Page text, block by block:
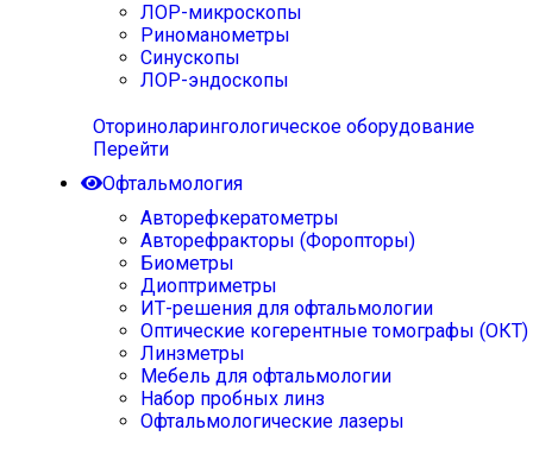
ЛОР-микроскопы
Риноманометры
Синускопы
ЛОР-эндоскопы
Оториноларингологическое оборудование
Перейти
Офтальмология
Авторефкератометры
Авторефракторы (Форопторы)
Биометры
Диоптриметры
ИТ-решения для офтальмологии
Оптические когерентные томографы (ОКТ)
Линзметры
Мебель для офтальмологии
Набор пробных линз
Офтальмологические лазеры